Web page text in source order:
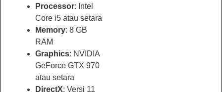
Processor: Intel
Core i5 atau setara
Memory: 8 GB
RAM
Graphics: NVIDIA
GeForce GTX 970
atau setara
DirectX: Versi 11